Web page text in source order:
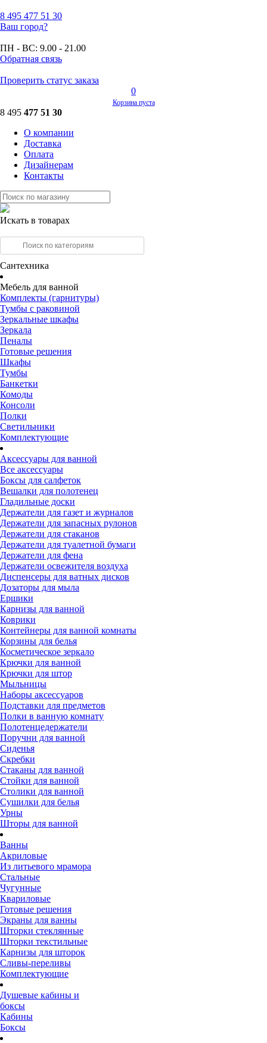
8 495 477 51 30
Ваш город?
ПН - ВС: 9.00 - 21.00
Обратная связь
Проверить статус заказа
0
Корзина пуста
8 495 477 51 30
О компании
Доставка
Оплата
Дизайнерам
Контакты
Искать в товарах
Сантехника
Мебель для ванной
Комплекты (гарнитуры)
Тумбы с раковиной
Зеркальные шкафы
Зеркала
Пеналы
Готовые решения
Шкафы
Тумбы
Банкетки
Комоды
Консоли
Полки
Светильники
Комплектующие
Аксессуары для ванной
Все аксессуары
Боксы для салфеток
Вешалки для полотенец
Гладильные доски
Держатели для газет и журналов
Держатели для запасных рулонов
Держатели для стаканов
Держатели для туалетной бумаги
Держатели для фена
Держатели освежителя воздуха
Диспенсеры для ватных дисков
Дозаторы для мыла
Ершики
Карнизы для ванной
Коврики
Контейнеры для ванной комнаты
Корзины для белья
Косметическое зеркало
Крючки для ванной
Крючки для штор
Мыльницы
Наборы аксессуаров
Подставки для предметов
Полки в ванную комнату
Полотенцедержатели
Поручни для ванной
Сиденья
Скребки
Стаканы для ванной
Стойки для ванной
Столики для ванной
Сушилки для белья
Урны
Шторы для ванной
Ванны
Акриловые
Из литьевого мрамора
Стальные
Чугунные
Квариловые
Готовые решения
Экраны для ванны
Шторки стеклянные
Шторки текстильные
Карнизы для шторок
Сливы-переливы
Комплектующие
Душевые кабины и
боксы
Кабины
Боксы